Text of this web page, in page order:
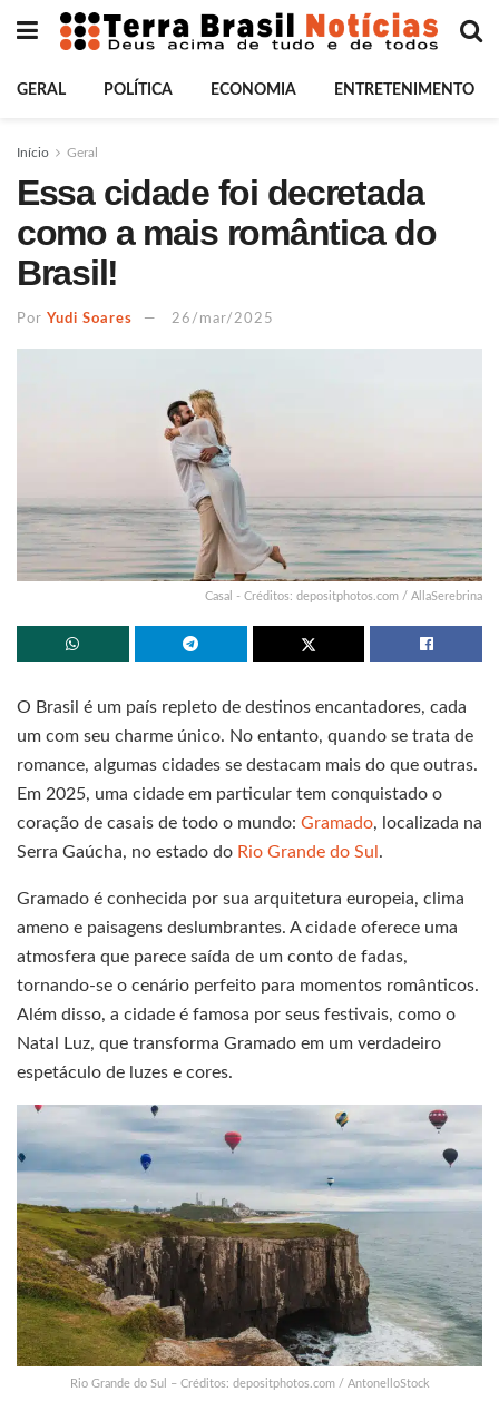
GERAL POLÍTICA ECONOMIA ENTRETENIMENTO
Início Geral
Essa cidade foi decretada
como a mais romântica do
Brasil!
Por Yudi Soares 26/mar/2025
Casal - Créditos: depositphotos.com / AllaSerebrina
O Brasil é um país repleto de destinos encantadores, cada
um com seu charme único. No entanto, quando se trata de
romance, algumas cidades se destacam mais do que outras.
Em 2025, uma cidade em particular tem conquistado o
coração de casais de todo o mundo: Gramado, localizada na
Serra Gaúcha, no estado do Rio Grande do Sul .
Gramado é conhecida por sua arquitetura europeia, clima
ameno e paisagens deslumbrantes. A cidade oferece uma
atmosfera que parece saída de um conto de fadas,
tornando-se o cenário perfeito para momentos românticos.
Além disso, a cidade é famosa por seus festivais, como o
Natal Luz, que transforma Gramado em um verdadeiro
espetáculo de luzes e cores.
Rio Grande do Sul – Créditos: depositphotos.com / AntonelloStock